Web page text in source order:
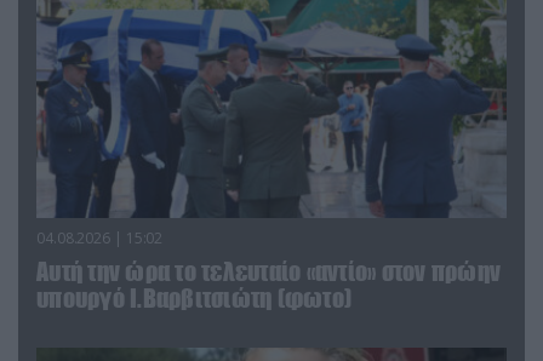
04.08.2026 | 15:02
Αυτή την ώρα το τελευταίο «αντίο» στον πρώην
υπουργό Ι.Βαρβιτσιώτη (φωτο)